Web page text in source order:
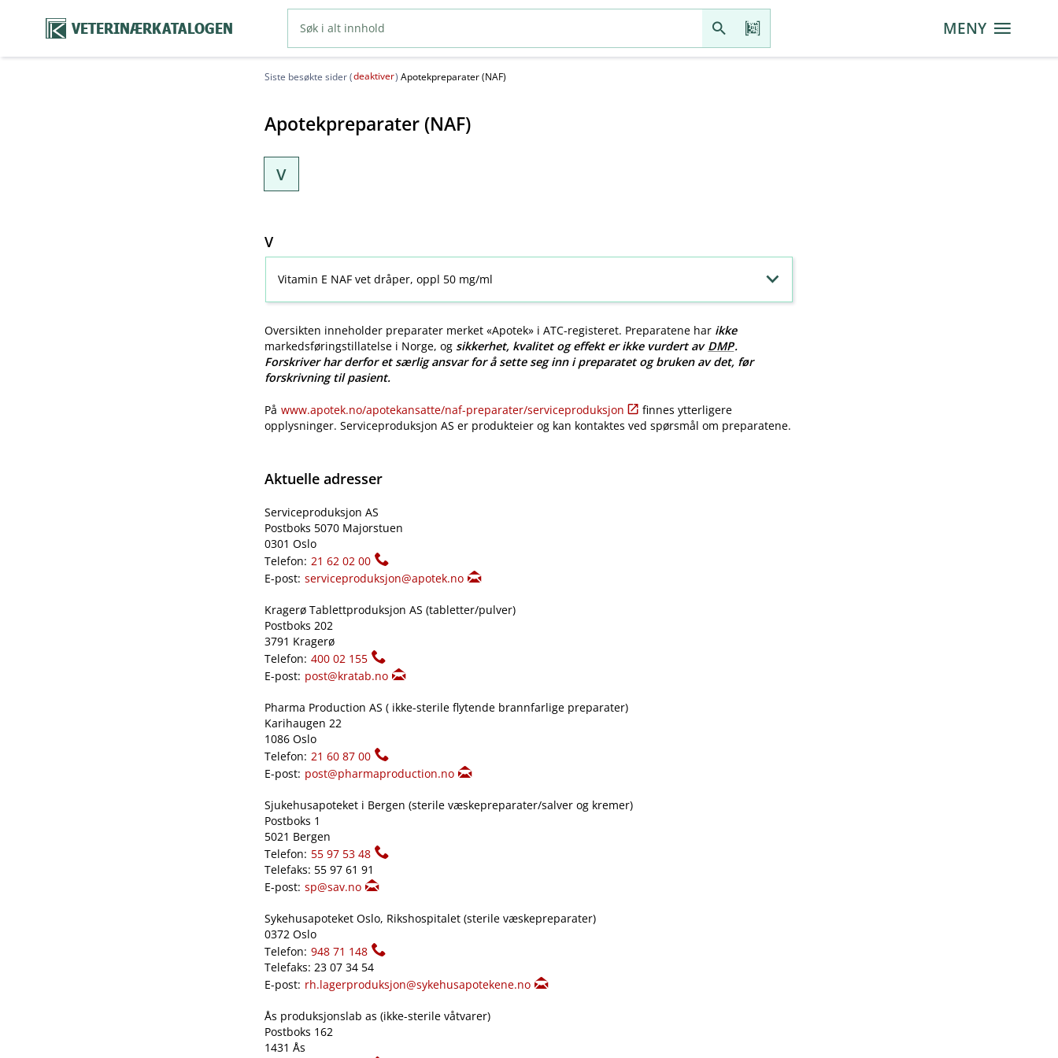
VETERINÆRKATALOGEN MENY
Siste besøkte sider (deaktiver) Apotekpreparater (NAF)
Apotekpreparater (NAF)
V
V
Vitamin E NAF vet dråper, oppl 50 mg/ml
Oversikten inneholder preparater merket «Apotek» i ATC-registeret. Preparatene har ikke
markedsføringstillatelse i Norge, ogsikkerhet, kvalitet og effekt er ikke vurdert av DMP.
Forskriver har derfor et særlig ansvar for å sette seg inn i preparatet og bruken av det, før
forskrivning til pasient.
På www.apotek.no​/​apotekansatte​/​naf-preparater​/​serviceproduksjon
finnes ytterligere
opplysninger. Serviceproduksjon AS er produkteier og kan kontaktes ved spørsmål om preparatene.
Aktuelle adresser
Serviceproduksjon AS
Postboks 5070 Majorstuen
0301 Oslo
Telefon: 21 62 02 00
E-post: serviceproduksjon@apotek.no
Kragerø Tablettproduksjon AS (tabletter​/​pulver)
Postboks 202
3791 Kragerø
Telefon: 400 02 155
E-post: post@kratab.no
Pharma Production AS ( ikke-sterile flytende brannfarlige preparater)
Karihaugen 22
1086 Oslo
Telefon: 21 60 87 00
E-post: post@pharmaproduction.no
Sjukehusapoteket i Bergen (sterile væskepreparater​/​salver og kremer)
Postboks 1
5021 Bergen
Telefon: 55 97 53 48
Telefaks: 55 97 61 91
E-post: sp@sav.no
Sykehusapoteket Oslo, Rikshospitalet (sterile væskepreparater)
0372 Oslo
Telefon: 948 71 148
Telefaks: 23 07 34 54
E-post: rh.lagerproduksjon@sykehusapotekene.no
Ås produksjonslab as (ikke-sterile våtvarer)
Postboks 162
1431 Ås